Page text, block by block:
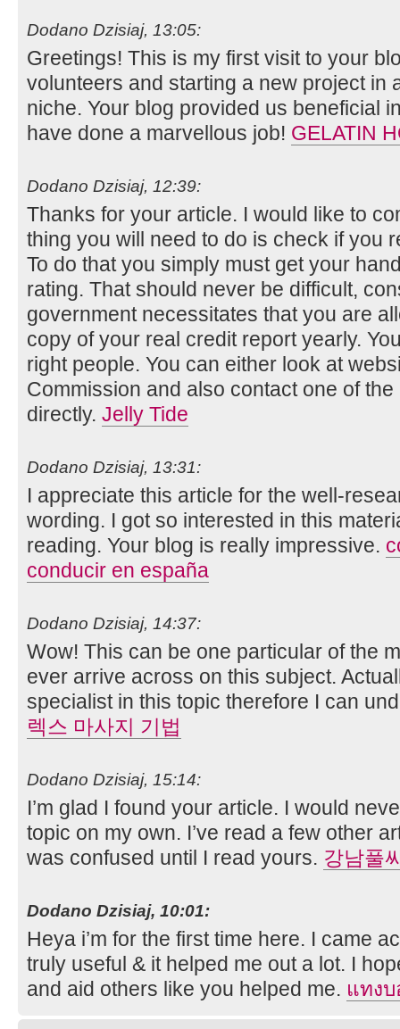
Dodano Dzisiaj, 13:05:
Greetings! This is my first visit to your
volunteers and starting a new project in
niche. Your blog provided us beneficial
have done a marvellous job! GELATIN
Dodano Dzisiaj, 12:39:
Thanks for your article. I would like to
thing you will need to do is check if you
To do that you simply must get your
rating. That should never be difficult,
government necessitates that you are
copy of your real credit report yearly.
right people. You can either look at
Commission and also contact one of
directly. Jelly Tide
Dodano Dzisiaj, 13:31:
I appreciate this article for the well-
wording. I got so interested in this
reading. Your blog is really impressive.
conducir en españa
Dodano Dzisiaj, 14:37:
Wow! This can be one particular of the
ever arrive across on this subject.
specialist in this topic therefore I can
렉스 마사지 기법
Dodano Dzisiaj, 15:14:
I’m glad I found your article. I would
topic on my own. I’ve read a few other
was confused until I read yours. 강남풀
Dodano Dzisiaj, 10:01:
Heya i’m for the first time here. I came
truly useful & it helped me out a lot. I
and aid others like you helped me. แทง